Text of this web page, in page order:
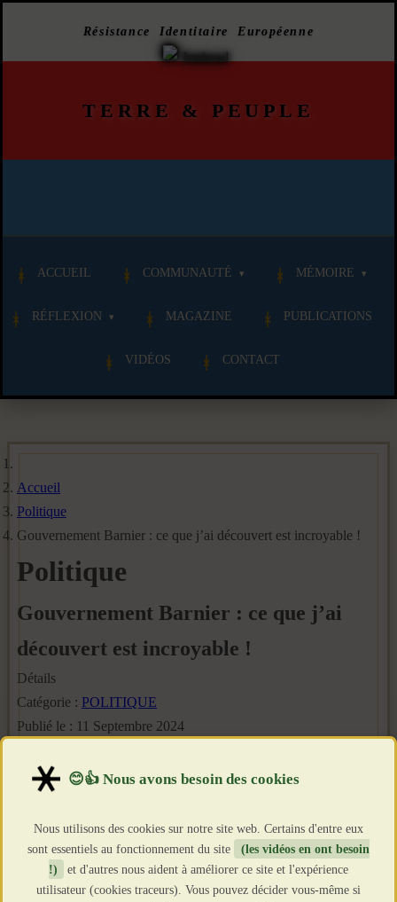
Résistance Identitaire Européenne
TERRE & PEUPLE
ACCUEIL COMMUNAUTÉ MÉMOIRE
RÉFLEXION MAGAZINE PUBLICATIONS
VIDÉOS CONTACT
Accueil
Politique
Gouvernement Barnier : ce que j’ai découvert est incroyable !
Politique
Gouvernement Barnier : ce que j’ai
découvert est incroyable !
Détails
Catégorie : POLITIQUE
Publié le : 11 Septembre 2024
Clics : 1961
Nous utilisons des cookies sur notre site web. Certains d'entre eux
sont essentiels au fonctionnement du site
(les vidéos en ont besoin
!)
et d'autres nous aident à améliorer ce site et l'expérience
utilisateur (cookies traceurs). Vous pouvez décider vous-même si